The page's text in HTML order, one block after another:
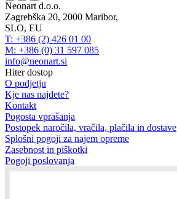
Neonart d.o.o.
Zagrebška 20, 2000 Maribor,
SLO, EU
T: +386 (2) 426 01 00
M: +386 (0) 31 597 085
info@neonart.si
Hiter dostop
O podjetju
Kje nas najdete?
Kontakt
Pogosta vprašanja
Postopek naročila, vračila, plačila in dostave
Splošni pogoji za najem opreme
Zasebnost in piškotki
Pogoji poslovanja